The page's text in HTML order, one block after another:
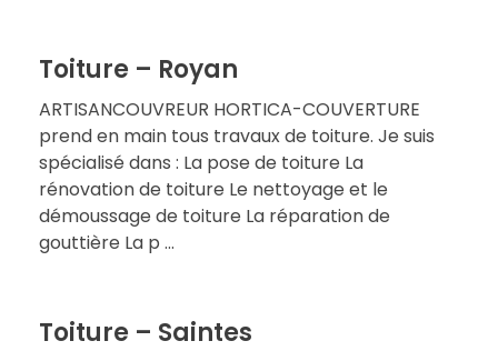
Toiture – Royan
ARTISANCOUVREUR HORTICA-COUVERTURE
prend en main tous travaux de toiture. Je suis
spécialisé dans : La pose de toiture La
rénovation de toiture Le nettoyage et le
démoussage de toiture La réparation de
gouttière La p ...
Toiture – Saintes